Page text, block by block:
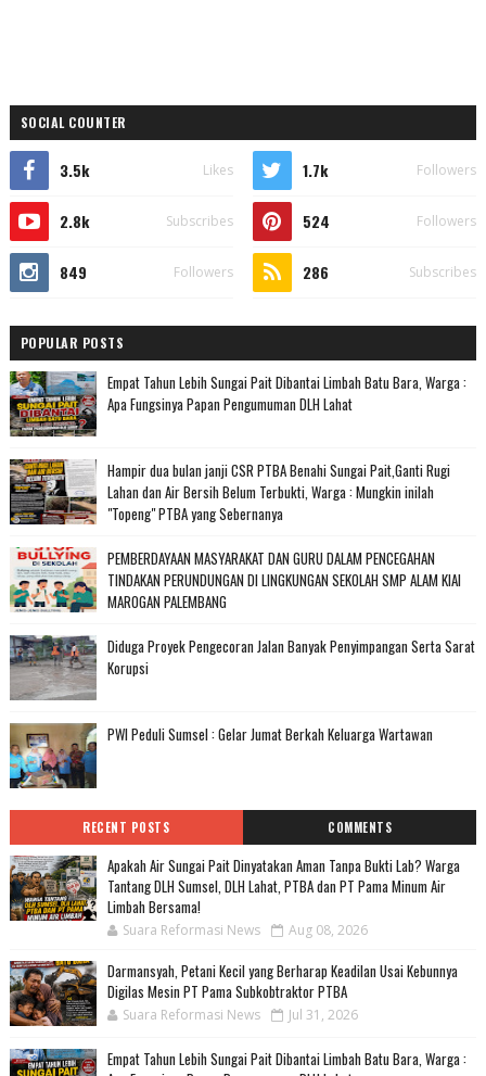
SOCIAL COUNTER
3.5k Likes 1.7k Followers
2.8k Subscribes 524 Followers
849 Followers 286 Subscribes
POPULAR POSTS
Empat Tahun Lebih Sungai Pait Dibantai Limbah Batu Bara, Warga :
Apa Fungsinya Papan Pengumuman DLH Lahat
Hampir dua bulan janji CSR PTBA Benahi Sungai Pait,Ganti Rugi
Lahan dan Air Bersih Belum Terbukti, Warga : Mungkin inilah
"Topeng" PTBA yang Sebernanya
PEMBERDAYAAN MASYARAKAT DAN GURU DALAM PENCEGAHAN
TINDAKAN PERUNDUNGAN DI LINGKUNGAN SEKOLAH SMP ALAM KIAI
MAROGAN PALEMBANG
Diduga Proyek Pengecoran Jalan Banyak Penyimpangan Serta Sarat
Korupsi
PWI Peduli Sumsel : Gelar Jumat Berkah Keluarga Wartawan
RECENT POSTS COMMENTS
Apakah Air Sungai Pait Dinyatakan Aman Tanpa Bukti Lab? Warga
Tantang DLH Sumsel, DLH Lahat, PTBA dan PT Pama Minum Air
Limbah Bersama!
Suara Reformasi News Aug 08, 2026
Darmansyah, Petani Kecil yang Berharap Keadilan Usai Kebunnya
Digilas Mesin PT Pama Subkobtraktor PTBA
Suara Reformasi News Jul 31, 2026
Empat Tahun Lebih Sungai Pait Dibantai Limbah Batu Bara, Warga :